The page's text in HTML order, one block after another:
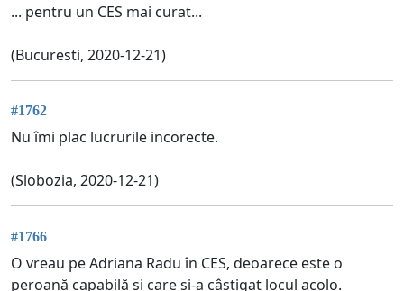
... pentru un CES mai curat...
(Bucuresti, 2020-12-21)
#1762
Nu îmi plac lucrurile incorecte.
(Slobozia, 2020-12-21)
#1766
O vreau pe Adriana Radu în CES, deoarece este o
peroană capabilă și care și-a câștigat locul acolo.